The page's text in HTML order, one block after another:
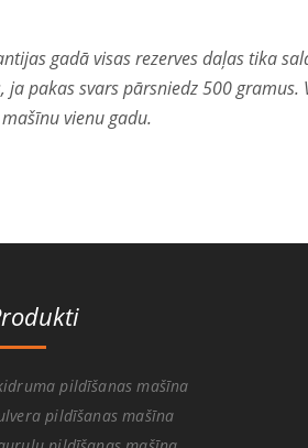
gadā visas rezerves daļas tika
pakas svars pārsniedz 500
vienu gadu.
pildīšanas mašīna
pildīšanas mašīna